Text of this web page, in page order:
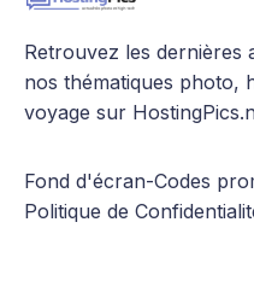
Retrouvez les dernières
nos thématiques photo,
voyage sur
Fond d'écran-Codes
Politique de